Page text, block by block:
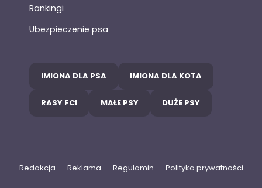
Rankingi
Ubezpieczenie psa
IMIONA DLA PSA IMIONA DLA KOTA
RASY FCI MAŁE PSY DUŻE PSY
Redakcja Reklama Regulamin Polityka prywatności